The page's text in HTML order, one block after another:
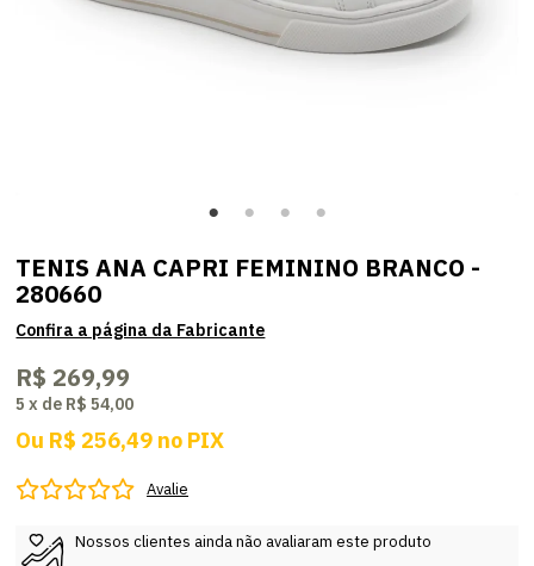
TENIS ANA CAPRI FEMININO BRANCO -
280660
R$ 269,99
5 x de R$ 54,00
Ou R$ 256,49 no PIX
Avalie
Nossos clientes ainda não avaliaram este produto